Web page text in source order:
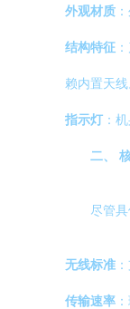
外观材质
结构特征
赖内置天线
指示灯 ：
二、
尽管
无线标准
传输速率